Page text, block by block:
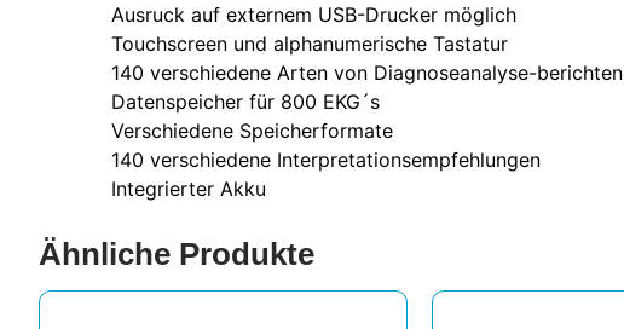
Ausruck auf externem USB-Drucker möglich
Touchscreen und alphanumerische Tastatur
140 verschiedene Arten von Diagnoseanalyse-berichten
Datenspeicher für 800 EKG´s
Verschiedene Speicherformate
140 verschiedene Interpretationsempfehlungen
Integrierter Akku
Ähnliche Produkte